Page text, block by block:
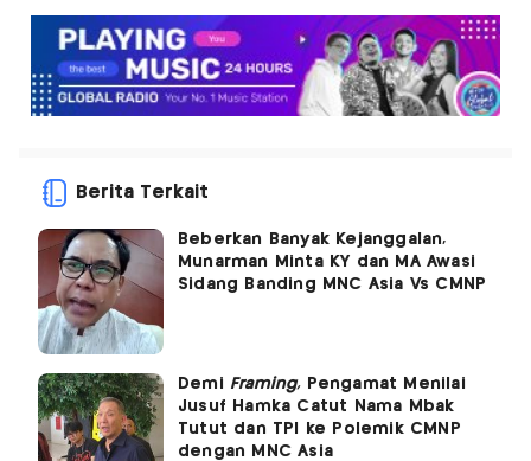
Berita Terkait
Beberkan Banyak Kejanggalan,
Munarman Minta KY dan MA Awasi
Sidang Banding MNC Asia Vs CMNP
Demi Framing,Pengamat Menilai
Jusuf Hamka Catut Nama Mbak
Tutut dan TPI ke Polemik CMNP
dengan MNC Asia